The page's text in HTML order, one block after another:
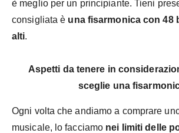
è meglio per un principiante. Tieni
consigliata è una fisarmonica con 48
alti.
Aspetti da tenere in
sceglie una
Ogni volta che andiamo a comprare
musicale, lo facciamo nei limiti delle